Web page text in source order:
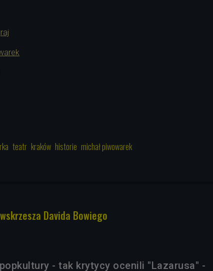
teatr kraków historie michał piwowarek
Davida Bowiego
- tak krytycy ocenili "Lazarusa" -